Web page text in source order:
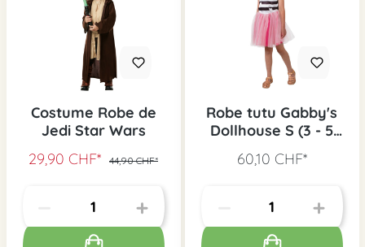
Costume Robe de
Jedi Star Wars
29,90 CHF*
44,90 CHF*
Robe tutu Gabby's
Dollhouse S (3 - 5
60,10 CHF*